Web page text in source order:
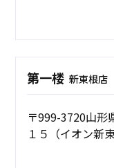
第一楼 新東根店
〒999-3720山形
１５（イオン新